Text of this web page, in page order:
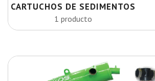
CARTUCHOS DE SEDIMENTOS
1 producto